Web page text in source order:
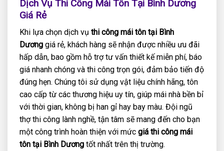
Dịch Vụ Thi Công Mái Tôn Tại Bình Dương
Giá Rẻ
Khi lựa chọn dịch vụ thi công mái tôn tại Bình
Dương giá rẻ, khách hàng sẽ nhận được nhiều ưu đãi
hấp dẫn, bao gồm hỗ trợ tư vấn thiết kế miễn phí, báo
giá nhanh chóng và thi công trọn gói, đảm bảo tiến độ
đúng hẹn. Chúng tôi sử dụng vật liệu chính hãng, tôn
cao cấp từ các thương hiệu uy tín, giúp mái nhà bền bỉ
với thời gian, không bị han gỉ hay bay màu. Đội ngũ
thợ thi công lành nghề, tận tâm sẽ mang đến cho bạn
một công trình hoàn thiện với mức giá thi công mái
tôn tại Bình Dương tốt nhất trên thị trường.